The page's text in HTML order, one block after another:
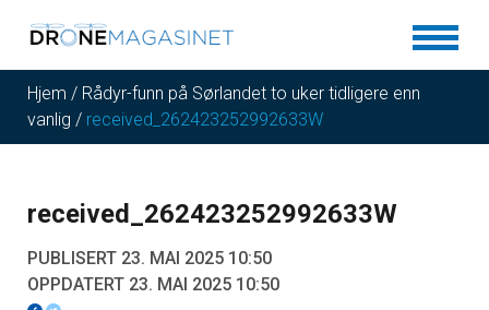
Hjem / Rådyr-funn på Sørlandet to uker tidligere enn
vanlig / received_262423252992633W
received_262423252992633W
PUBLISERT 23. MAI 2025 10:50
OPPDATERT 23. MAI 2025 10:50